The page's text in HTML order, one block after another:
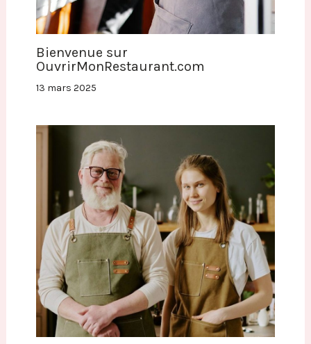
Bienvenue sur
OuvrirMonRestaurant.com
13 mars 2025